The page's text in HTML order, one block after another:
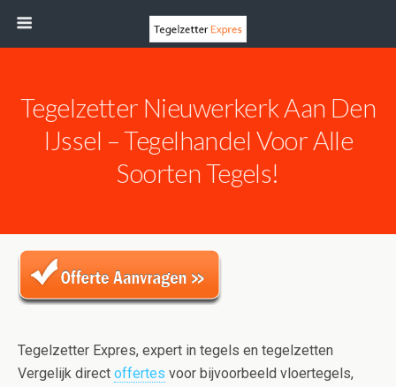
Tegelzetter Nieuwerkerk Aan Den
IJssel – Tegelhandel Voor Alle
Soorten Tegels!
Tegelzetter Expres, expert in tegels en tegelzetten
Vergelijk direct offertes voor bijvoorbeeld vloertegels,